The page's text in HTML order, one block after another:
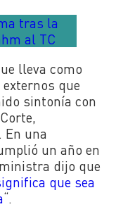
tras la
al TC
lleva como
que
sintonía con
una
un año en
dijo que
que sea
“.